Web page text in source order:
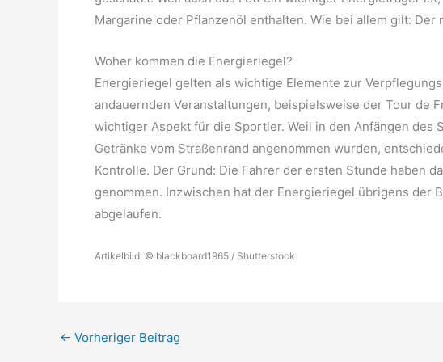
Margarine oder Pflanzenöl enthalten. Wie bei allem gilt: Der
Woher kommen die Energieriegel?
Energieriegel gelten als wichtige Elemente zur
andauernden Veranstaltungen, beispielsweise der Tour de
wichtiger Aspekt für die Sportler. Weil in den Anfängen des
Getränke vom Straßenrand angenommen wurden,
Kontrolle. Der Grund: Die Fahrer der ersten Stunde haben
genommen. Inzwischen hat der Energieriegel übrigens der
abgelaufen.
Artikelbild: © blackboard1965 / Shutterstock
← Vorheriger Beitrag